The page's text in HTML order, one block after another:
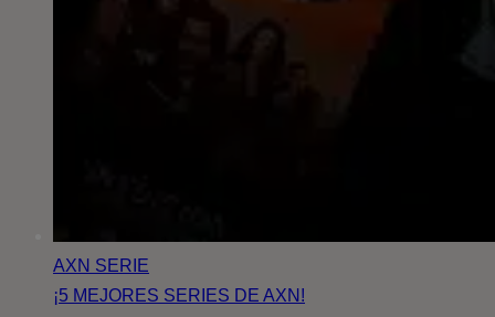
AXN SERIE
¡5 MEJORES SERIES DE AXN!